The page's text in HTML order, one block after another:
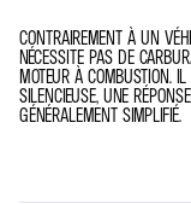
CONTRAIREMENT À UN
NÉCESSITE PAS DE
MOTEUR À COMBUSTION.
SILENCIEUSE, UNE
GÉNÉRALEMENT SIMPLIFIÉ.